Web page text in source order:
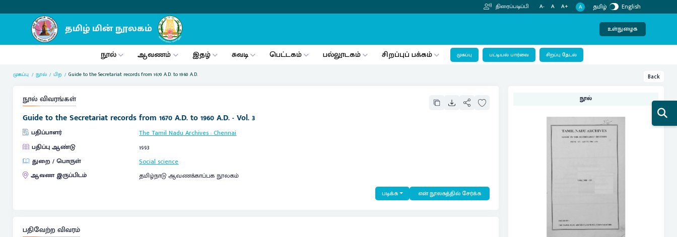
திரைப்படிப்பி A- A A+ A தமிழ் English
உள்நுழைக
நூல் ஆவணம் இதழ் சுவடி பெட்டகம் பல்லூடகம் சிறப்புப் பக்கம் முகப்பு பட்டியல் பார்வை சிறப்பு தேடல்
முகப்பு நூல் பிற Guide to the Secretariat records from 1670 A.D. to 1960 A.D. Back
நூல் விவரங்கள்
Guide to the Secretariat records from 1670 A.D. to 1960 A.D. - Vol. 3
பதிப்பாளர் The Tamil Nadu Archives:Chennai
பதிப்பு ஆண்டு
1993
துறை / பொருள்
Social science
ஆவண இருப்பிடம்
தமிழ்நாடு ஆவணக்காப்பக நூலகம்
படிக்க என் நூலகத்தில் சேர்க்க
பதிவேற்ற விவரம்
நூல்